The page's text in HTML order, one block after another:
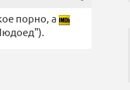
порно, а